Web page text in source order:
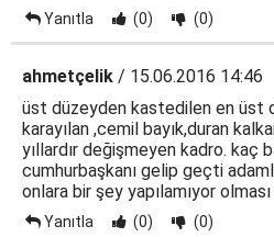
Yanıtla (0) (0)
ahmetçelik / 15.06.2016 14:46
üst düzeyden kastedilen en üst
karayılan ,cemil bayık,duran
yıllardır değişmeyen kadro. kaç
cumhurbaşkanı gelip geçti
onlara bir şey yapılamıyor olması
Yanıtla (0) (0)